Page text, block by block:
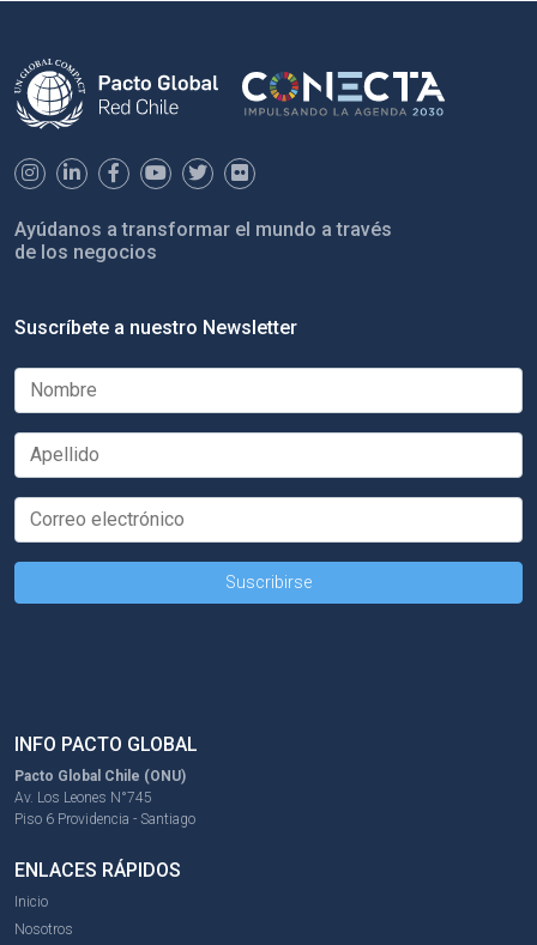
Ayúdanos a transformar el mundo a través
de los negocios
Suscríbete a nuestro Newsletter
INFO PACTO GLOBAL
Pacto Global Chile (ONU)
Av. Los Leones N°745
Piso 6 Providencia - Santiago
ENLACES RÁPIDOS
Inicio
Nosotros